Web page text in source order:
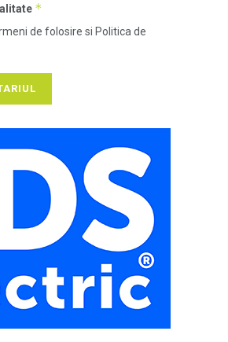
*
de folosire si Politica de